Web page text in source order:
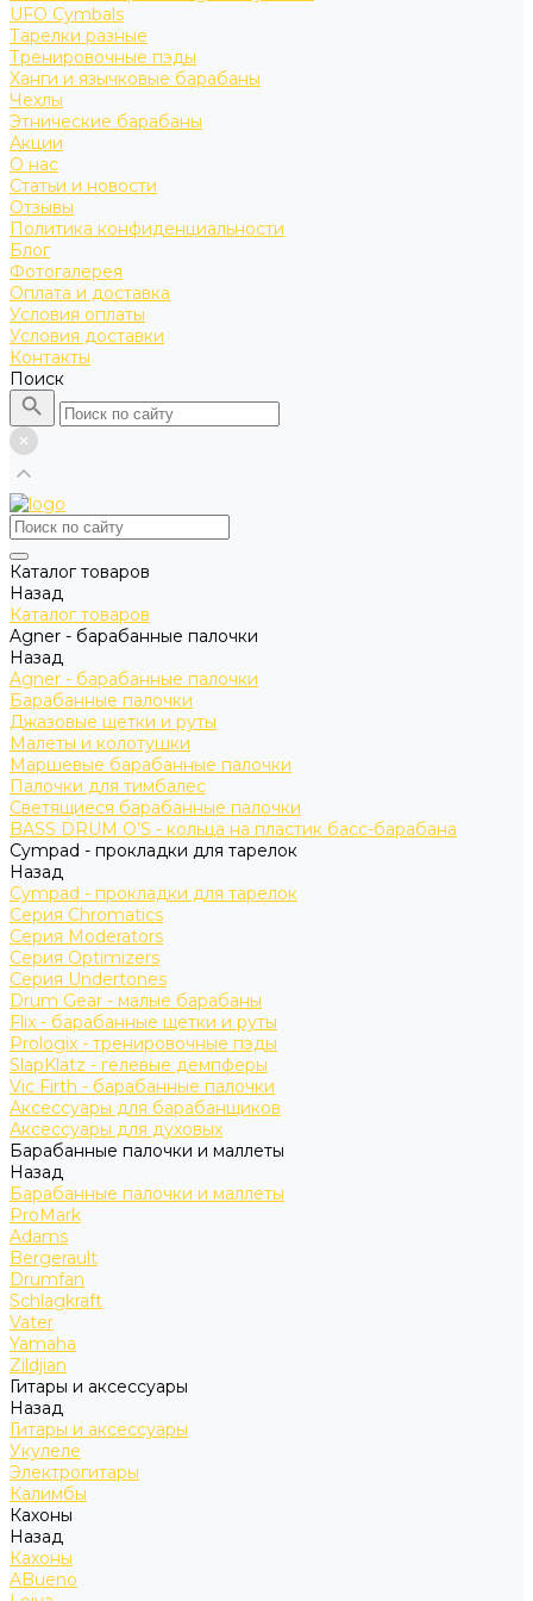
UFO Cymbals
Тарелки разные
Тренировочные пэды
Ханги и язычковые барабаны
Чехлы
Этнические барабаны
Акции
О нас
Статьи и новости
Отзывы
Политика конфиденциальности
Блог
Фотогалерея
Оплата и доставка
Условия оплаты
Условия доставки
Контакты
Поиск
Каталог товаров
Назад
Каталог товаров
Agner - барабанные палочки
Назад
Agner - барабанные палочки
Барабанные палочки
Джазовые щетки и руты
Малеты и колотушки
Маршевые барабанные палочки
Палочки для тимбалес
Светящиеся барабанные палочки
BASS DRUM O’S - кольца на пластик басс-барабана
Cympad - прокладки для тарелок
Назад
Cympad - прокладки для тарелок
Серия Chromatics
Серия Moderators
Серия Optimizers
Серия Undertones
Drum Gear - малые барабаны
Flix - барабанные щетки и руты
Prologix - тренировочные пэды
SlapKlatz - гелевые демпферы
Vic Firth - барабанные палочки
Аксессуары для барабанщиков
Аксессуары для духовых
Барабанные палочки и маллеты
Назад
Барабанные палочки и маллеты
ProMark
Adams
Bergerault
Drumfan
Schlagkraft
Vater
Yamaha
Zildjian
Гитары и аксессуары
Назад
Гитары и аксессуары
Укулеле
Электрогитары
Калимбы
Кахоны
Назад
Кахоны
ABueno